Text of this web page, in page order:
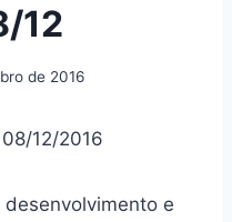
12
de 2016
08/12/2016
e